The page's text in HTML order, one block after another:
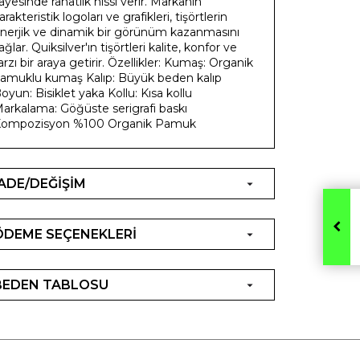
logoları ve grafikleri, tişörtlerin
ve dinamik bir görünüm kazanmasını
Quiksilver'ın tişörtleri kalite, konfor ve
bir araya getirir. Özellikler: Kumaş: Organik
kumaş Kalıp: Büyük beden kalıp
Bisiklet yaka Kollu: Kısa kollu
Göğüste serigrafi baskı
%100 Organik Pamuk
DEĞİŞİM
SEÇENEKLERİ
TABLOSU